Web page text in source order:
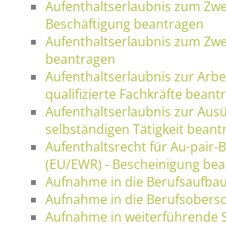
Aufenthaltserlaubnis zum
Beschäftigung beantragen
Aufenthaltserlaubnis zum
beantragen
Aufenthaltserlaubnis zur
qualifizierte Fachkräfte
Aufenthaltserlaubnis zur
selbständigen Tätigkeit
Aufenthaltsrecht für Au-pair-
(EU/EWR) - Bescheinigung
Aufnahme in die
Aufnahme in die
Aufnahme in weiterführende